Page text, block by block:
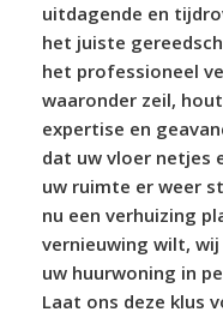
uitdagende en
het juiste
het professioneel
waaronder zeil,
expertise en
dat uw vloer netjes
uw ruimte er weer
nu een verhuizing
vernieuwing wilt,
uw huurwoning in
Laat ons deze klus